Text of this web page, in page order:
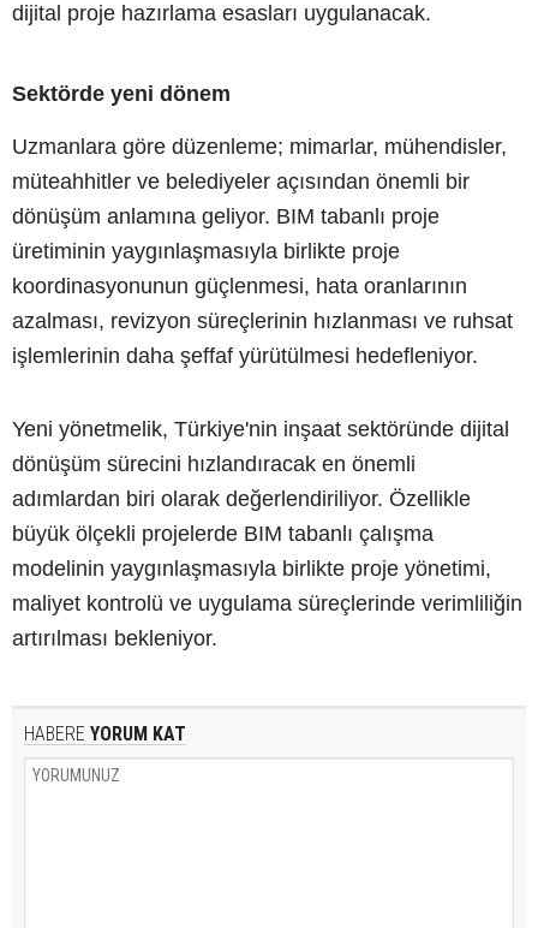
dijital proje hazırlama esasları uygulanacak.
Sektörde yeni dönem
Uzmanlara göre düzenleme; mimarlar, mühendisler,
müteahhitler ve belediyeler açısından önemli bir
dönüşüm anlamına geliyor. BIM tabanlı proje
üretiminin yaygınlaşmasıyla birlikte proje
koordinasyonunun güçlenmesi, hata oranlarının
azalması, revizyon süreçlerinin hızlanması ve ruhsat
işlemlerinin daha şeffaf yürütülmesi hedefleniyor.
Yeni yönetmelik, Türkiye'nin inşaat sektöründe dijital
dönüşüm sürecini hızlandıracak en önemli
adımlardan biri olarak değerlendiriliyor. Özellikle
büyük ölçekli projelerde BIM tabanlı çalışma
modelinin yaygınlaşmasıyla birlikte proje yönetimi,
maliyet kontrolü ve uygulama süreçlerinde verimliliğin
artırılması bekleniyor.
HABERE YORUM KAT